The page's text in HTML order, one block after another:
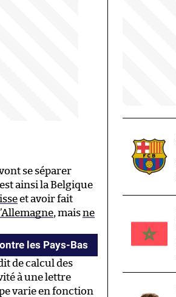
se séparer
ainsi la Belgique
et avoir fait
, maisne
les Pays-Bas
de calcul des
à une lettre
varie en fonction